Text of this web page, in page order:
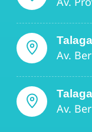
Av.
Av.